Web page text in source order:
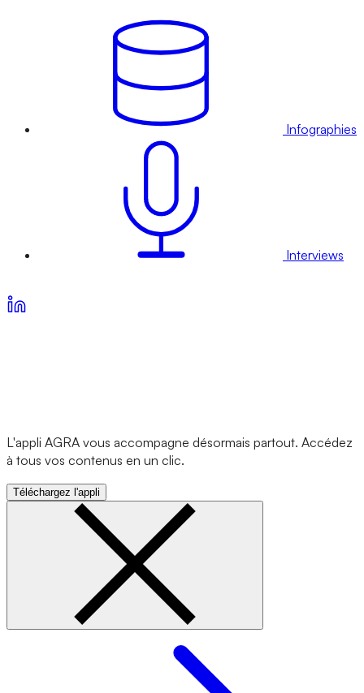
Infographies
Interviews
L'appli AGRA vous accompagne désormais partout. Accédez
à tous vos contenus en un clic.
Téléchargez l'appli